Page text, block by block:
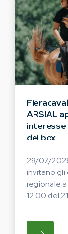
ARSIAL
interesse
dei box
29/07/
invitano
regionale
12:00 del